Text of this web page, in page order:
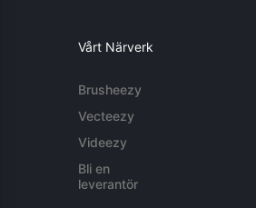
Vårt Närverk
Brusheezy
Vecteezy
Videezy
Bli en
leverantör